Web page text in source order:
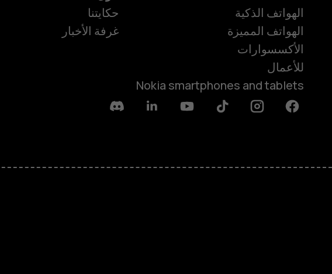
الهواتف الذكية
الهواتف المميزة
الأكسسوارات
للأعمال
Nokia smartphones and tablets
حكايتنا
غرفة الأخبار
Facebook
Instagram
Tiktok
Youtube
Linkedin
Discord